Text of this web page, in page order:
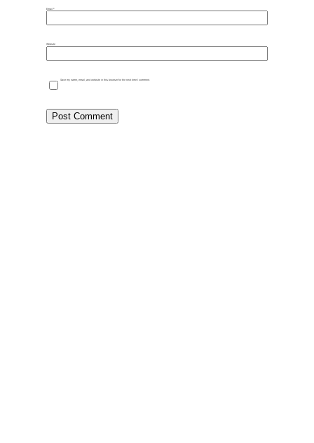
Email *
Website
Save my name, email, and website in this browser for the next time I comment.